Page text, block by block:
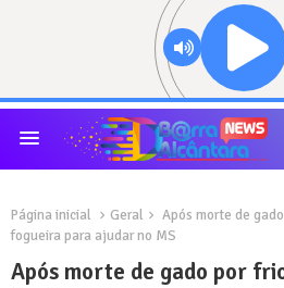
Página inicial Geral
Após morte de
fogueira para ajudar no MS
Após morte de gado por